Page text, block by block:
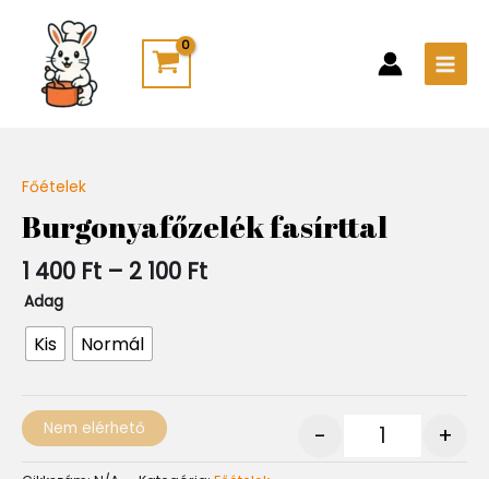
content
Főételek
Burgonyafőzelék fasírttal
1 400 Ft – 2 100 Ft
400 Ft
-
2
Adag
Kis Normál
- +
Nem elérhető